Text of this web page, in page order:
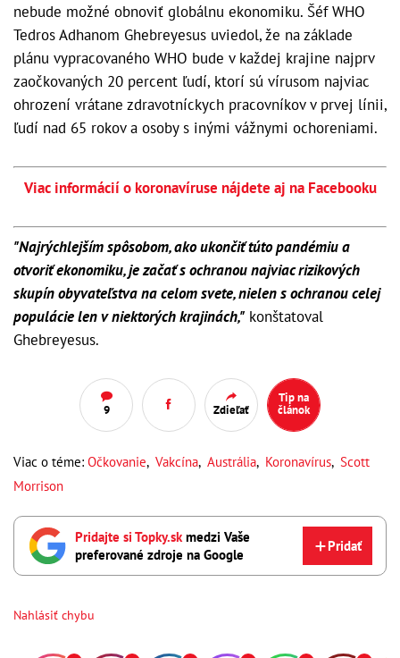
nebude možné obnoviť globálnu ekonomiku. Šéf WHO
Tedros Adhanom Ghebreyesus uviedol, že na základe
plánu vypracovaného WHO bude v každej krajine najprv
zaočkovaných 20 percent ľudí, ktorí sú vírusom najviac
ohrození vrátane zdravotníckych pracovníkov v prvej línii,
ľudí nad 65 rokov a osoby s inými vážnymi ochoreniami.
Viac informácií o koronavíruse nájdete aj na Facebooku
"Najrýchlejším spôsobom, ako ukončiť túto pandémiu a
otvoriť ekonomiku, je začať s ochranou najviac rizikových
skupín obyvateľstva na celom svete, nielen s ochranou celej
populácie len v niektorých krajinách," konštatoval
Ghebreyesus.
9 Zdieľať
Tip na
článok
Viac o téme: Očkovanie, Vakcína, Austrália, Koronavírus, Scott
Morrison
Pridajte si Topky.sk medzi Vaše
preferované zdroje na Google
Pridať
Nahlásiť chybu